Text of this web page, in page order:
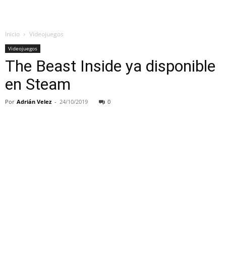
Inicio Videojuegos
Videojuegos
The Beast Inside ya disponible
en Steam
Por Adrián Velez - 24/10/2019 0